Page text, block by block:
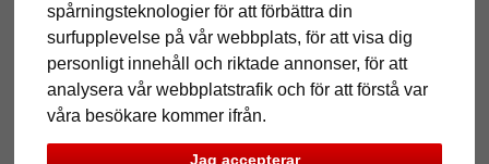
spårningsteknologier för att förbättra din
surfupplevelse på vår webbplats, för att visa dig
personligt innehåll och riktade annonser, för att
analysera vår webbplatstrafik och för att förstå var
våra besökare kommer ifrån.
Jag accepterar